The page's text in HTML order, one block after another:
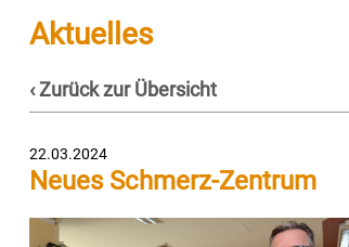
Aktuelles
‹ Zurück zur Übersicht
22.03.2024
Neues Schmerz-Zentrum